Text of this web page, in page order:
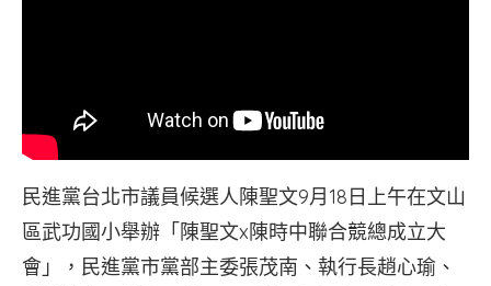
民進黨台北市議員候選人陳聖文9月18日上午在文山
區武功國小舉辦「陳聖文x陳時中聯合競總成立大
會」，民進黨市黨部主委張茂南、執行長趙心瑜、